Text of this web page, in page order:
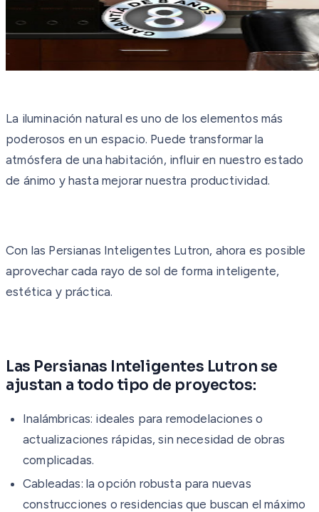
La iluminación natural es uno de los elementos más
poderosos en un espacio. Puede transformar la
atmósfera de una habitación, influir en nuestro estado
de ánimo y hasta mejorar nuestra productividad.
Con las Persianas Inteligentes Lutron, ahora es posible
aprovechar cada rayo de sol de forma inteligente,
estética y práctica.
Las Persianas Inteligentes Lutron se
ajustan a todo tipo de proyectos:
Inalámbricas: ideales para remodelaciones o
actualizaciones rápidas, sin necesidad de obras
complicadas.
Cableadas: la opción robusta para nuevas
construcciones o residencias que buscan el máximo